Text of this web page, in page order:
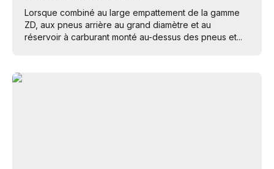
Lorsque combiné au large empattement de la gamme
ZD, aux pneus arrière au grand diamètre et au
réservoir à carburant monté au-dessus des pneus et...